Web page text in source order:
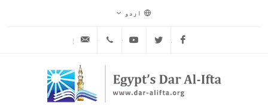
اردو
Facebook
Twitter
Youtube